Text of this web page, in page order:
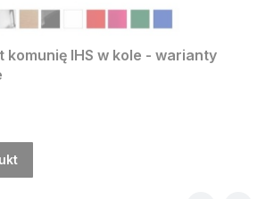
komunię IHS w kole - warianty